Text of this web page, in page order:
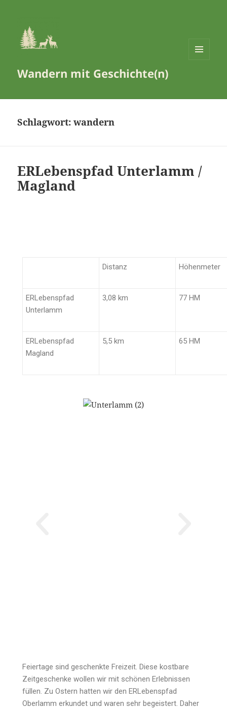
Wandern mit Geschichte(n)
Schlagwort:wandern
ERLebenspfad Unterlamm /
Magland
Distanz Höhenmeter
ERLebenspfad
Unterlamm
3,08 km 77 HM
ERLebenspfad
Magland
5,5 km 65 HM
Feiertage sind geschenkte Freizeit. Diese kostbare
Zeitgeschenke wollen wir mit schönen Erlebnissen
füllen. Zu Ostern hatten wir den ERLebenspfad
Oberlamm erkundet und waren sehr begeistert. Daher